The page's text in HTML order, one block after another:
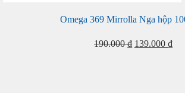
Omega 369 Mirrolla Nga hộp
190.000₫ Giá
139.000 ₫Giá